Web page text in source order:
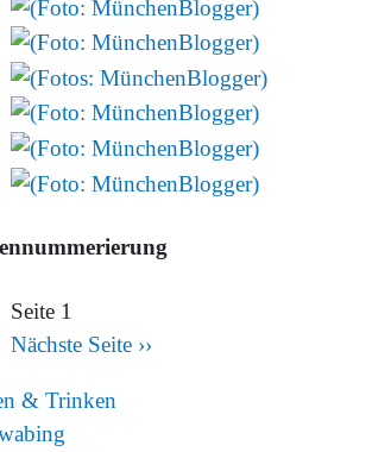
Seite 1
Nächste Seite ››
& Trinken